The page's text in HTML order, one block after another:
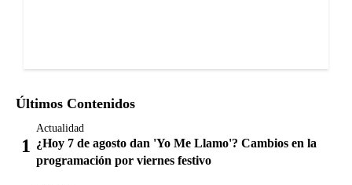
Últimos Contenidos
Actualidad
¿Hoy 7 de agosto dan 'Yo Me Llamo'? Cambios en la
programación por viernes festivo